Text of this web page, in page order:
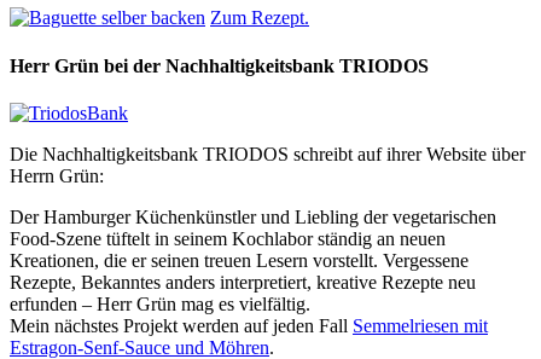
Zum Rezept.
Herr Grün bei der Nachhaltigkeitsbank TRIODOS
Die Nachhaltigkeitsbank TRIODOS schreibt auf ihrer Website über
Herrn Grün:
Der Hamburger Küchenkünstler und Liebling der vegetarischen
Food-Szene tüftelt in seinem Kochlabor ständig an neuen
Kreationen, die er seinen treuen Lesern vorstellt. Vergessene
Rezepte, Bekanntes anders interpretiert, kreative Rezepte neu
erfunden – Herr Grün mag es vielfältig.
Mein nächstes Projekt werden auf jeden Fall Semmelriesen mit
Estragon-Senf-Sauce und Möhren.